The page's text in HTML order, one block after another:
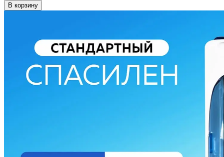
В корзину